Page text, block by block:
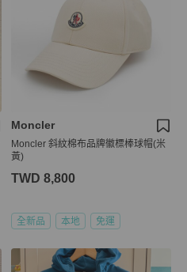
Moncler
Moncler 斜紋棉布品牌徽標棒球帽(米
黃)
TWD 8,800
全新品 本地 免運